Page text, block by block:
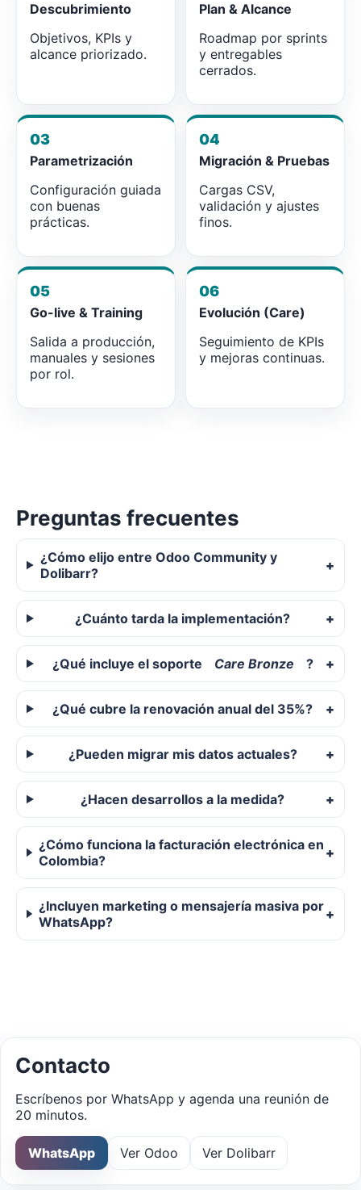
Descubrimiento
Objetivos, KPIs y
alcance priorizado.
Plan & Alcance
Roadmap por sprints
y entregables
cerrados.
03
Parametrización
Configuración guiada
con buenas
prácticas.
04
Migración & Pruebas
Cargas CSV,
validación y ajustes
finos.
05
Go-live & Training
Salida a producción,
manuales y sesiones
por rol.
06
Evolución (Care)
Seguimiento de KPIs
y mejoras continuas.
Preguntas frecuentes
¿Cómo elijo entre Odoo Community y
Dolibarr?
¿Cuánto tarda la implementación?
¿Qué incluye el soporte Care Bronze ?
¿Qué cubre la renovación anual del 35%?
¿Pueden migrar mis datos actuales?
¿Hacen desarrollos a la medida?
¿Cómo funciona la facturación electrónica en
Colombia?
¿Incluyen marketing o mensajería masiva por
WhatsApp?
Contacto
Escríbenos por WhatsApp y agenda una reunión de
20 minutos.
WhatsApp Ver Odoo Ver Dolibarr